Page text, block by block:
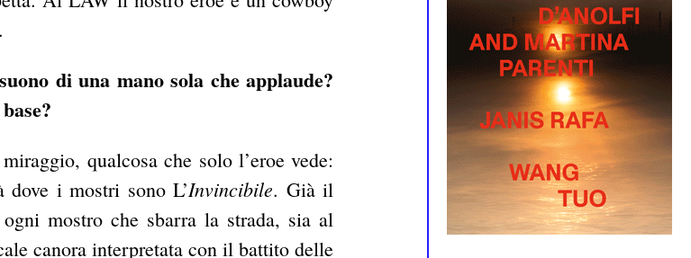
di una mano sola che applaude?
qualcosa che solo l’eroe vede:
i mostri sono L’Invincibile. Già il
mostro che sbarra la strada, sia al
canora interpretata con il battito delle